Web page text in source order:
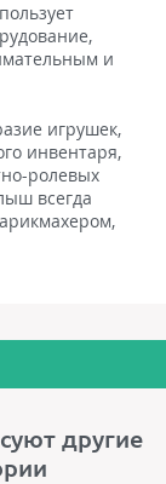
и
игрушек,
инвентаря,
ролевых
всегда
другие